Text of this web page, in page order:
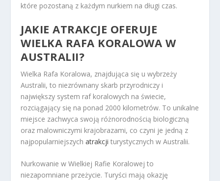
które pozostaną z każdym nurkiem na długi czas.
JAKIE ATRAKCJE OFERUJE
WIELKA RAFA KORALOWA W
AUSTRALII?
Wielka Rafa Koralowa, znajdująca się u wybrzeży
Australii, to niezrównany skarb przyrodniczy i
największy system raf koralowych na świecie,
rozciągający się na ponad 2000 kilometrów. To unikalne
miejsce zachwyca swoją różnorodnością biologiczną
oraz malowniczymi krajobrazami, co czyni je jedną z
najpopularniejszychatrakcji turystycznych w Australii.
Nurkowanie w Wielkiej Rafie Koralowej to
niezapomniane przeżycie. Turyści mają okazję